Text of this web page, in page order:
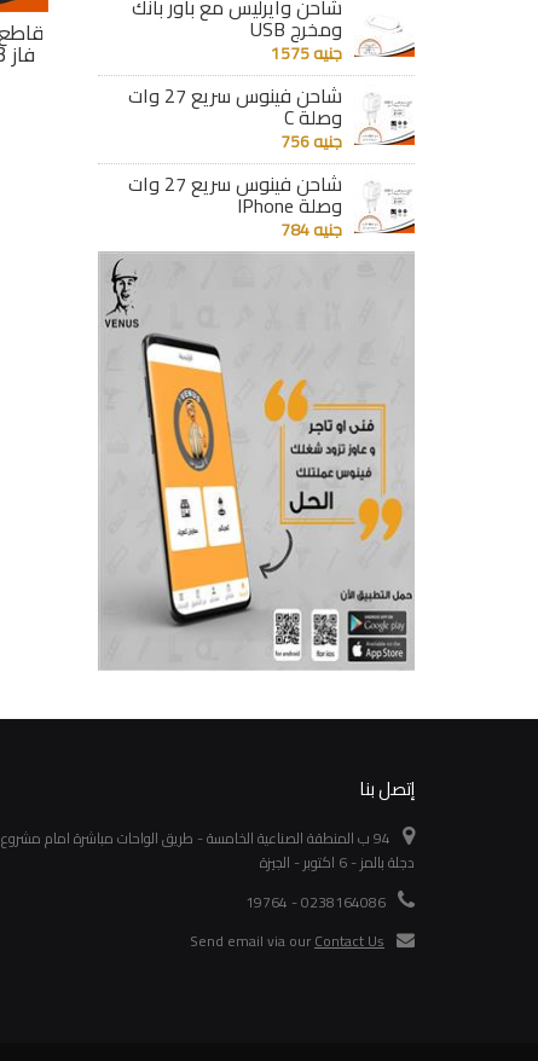
شاحن وايرليس مع باور بانك
ومخرج USB
جنيه 1575
شاحن فينوس سريع 27 وات
وصلة C
جنيه 756
شاحن فينوس سريع 27 وات
وصلة IPhone
جنيه 784
SJ20
جنيه 167
قاطع فينوس ديمر 1
فاز 63 أمبير 6 كيلو
SJ20
جنيه 167
تفاصيل
إتصل بنا
94 ب المنطقة الصناعية الخامسة - طريق الواحات مباشرة امام مشروع
دجلة بالمز - 6 اكتوبر - الجيزة
0238164086 - 19764
Send email via ourContact Us